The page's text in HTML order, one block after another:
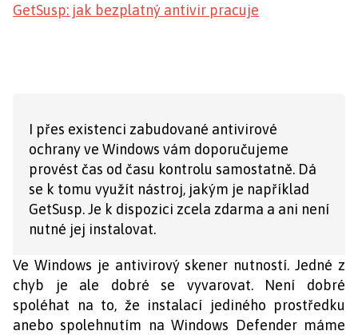
GetSusp: jak bezplatný antivir pracuje
I přes existenci zabudované antivirové
ochrany ve Windows vám doporučujeme
provést čas od času kontrolu samostatně. Dá
se k tomu využít nástroj, jakým je například
GetSusp. Je k dispozici zcela zdarma a ani není
nutné jej instalovat.
Ve Windows je antivirový skener nutností. Jedné z
chyb je ale dobré se vyvarovat. Není dobré
spoléhat na to, že instalací jediného prostředku
anebo spolehnutím na Windows Defender máme